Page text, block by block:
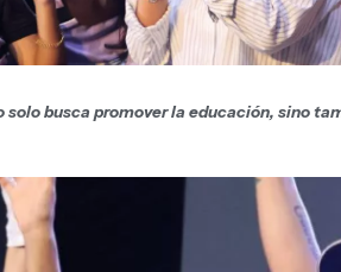
solo busca promover la educación, sino